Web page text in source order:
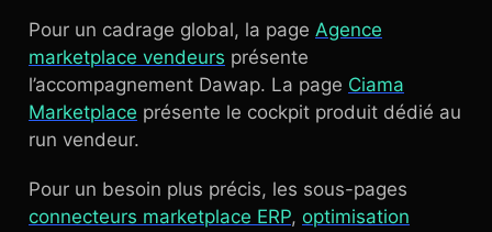
Pour un cadrage global, la page Agence
marketplace vendeurs présente
l’accompagnement Dawap. La page Ciama
Marketplace présente le cockpit produit dédié au
run vendeur.
Pour un besoin plus précis, les sous-pages
connecteurs marketplace ERP, optimisation